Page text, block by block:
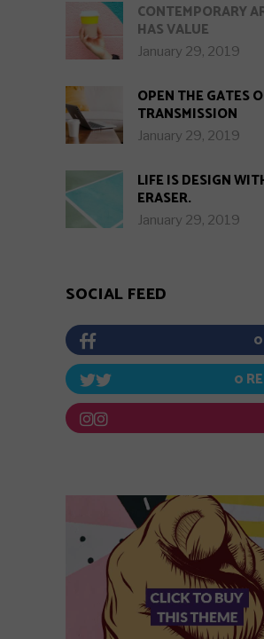
CONTEMPORARY
HAS VALUE
January 29, 2019
OPEN THE GATES
TRANSMISSION
January 29, 2019
LIFE IS DESIGN
ERASER.
January 29, 2019
SOCIAL FEED
0
0